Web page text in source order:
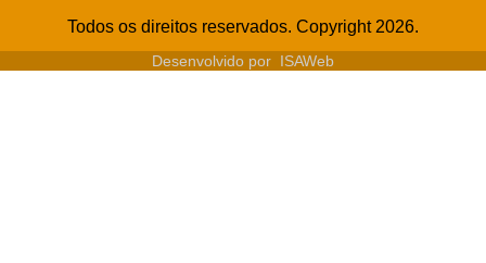
Todos os direitos reservados. Copyright 2026.
Desenvolvido por ISAWeb